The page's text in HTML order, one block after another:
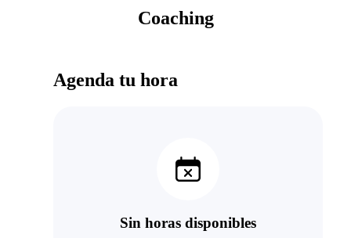
Coaching
Agenda tu hora
Sin horas disponibles